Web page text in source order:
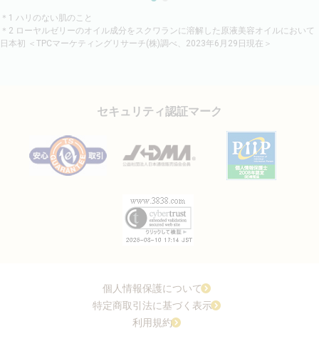
＊1 ハリのない肌のこと
＊2 ローヤルゼリーのオイル成分をスクワランに溶解した原液美容オイルにおいて
日本初 ＜TPCマーケティングリサーチ(株)調べ、2023年6月29日現在＞
セキュリティ認証マーク
個人情報保護について
特定商取引法に基づく表示
利用規約